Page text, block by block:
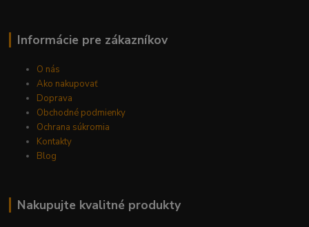
Informácie pre zákazníkov
O nás
Ako nakupovať
Doprava
Obchodné podmienky
Ochrana súkromia
Kontakty
Blog
Nakupujte kvalitné produkty